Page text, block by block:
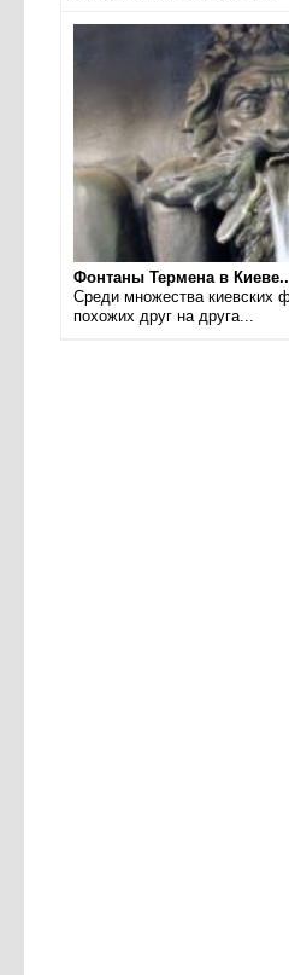
Фонтаны Термена в
Среди множества киевских
похожих друг на друга...